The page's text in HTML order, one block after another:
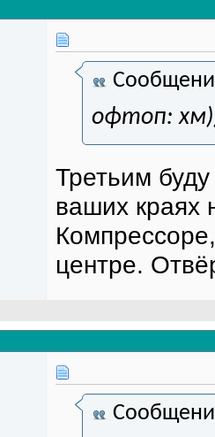
офтоп:
Третьим
ваших краях
центре.